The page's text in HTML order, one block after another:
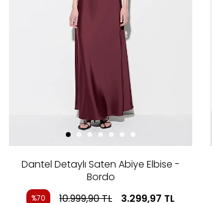
Dantel Detaylı Saten Abiye Elbise -
Bordo
%70 10.999,90TL 3.299,97 TL